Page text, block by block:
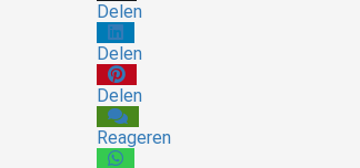
Delen
Delen
Delen
Reageren